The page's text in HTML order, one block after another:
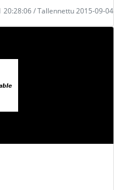
20:28:06 / Tallennettu 2015-09-04